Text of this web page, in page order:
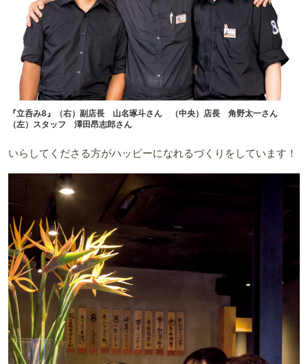
『立呑み8』（右）副店長 山名琢斗さん （中央）店長 角野太一さん
（左）スタッフ 澤田昂志郎さん
いらしてくださる方がハッピーになれるづくりをしています！